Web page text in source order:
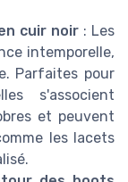
cuir noir : Les
intemporelle,
Parfaites pour
s'associent
et peuvent
les lacets